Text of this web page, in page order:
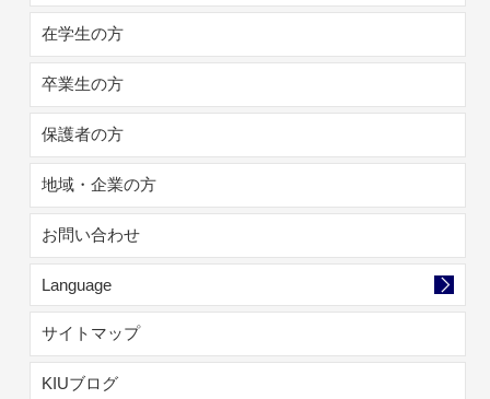
在学生の方
卒業生の方
保護者の方
地域・企業の方
お問い合わせ
Language
サイトマップ
KIUブログ